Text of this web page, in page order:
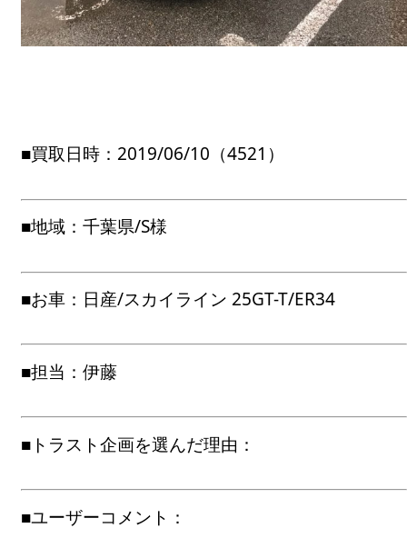
■買取日時：2019/06/10（4521）
■地域：千葉県/S様
■お車：日産/スカイライン 25GT-T/ER34
■担当：伊藤
■トラスト企画を選んだ理由：
■ユーザーコメント：